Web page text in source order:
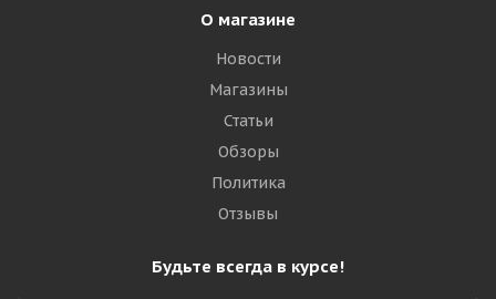
Goodride MultiNavi S1 315/70 R22.5 156/150L
О магазине
Новости
Магазины
Статьи
Обзоры
Политика
Отзывы
Будьте всегда в курсе!